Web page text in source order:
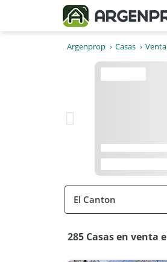
Argenprop Casas Venta
285 Casas en venta